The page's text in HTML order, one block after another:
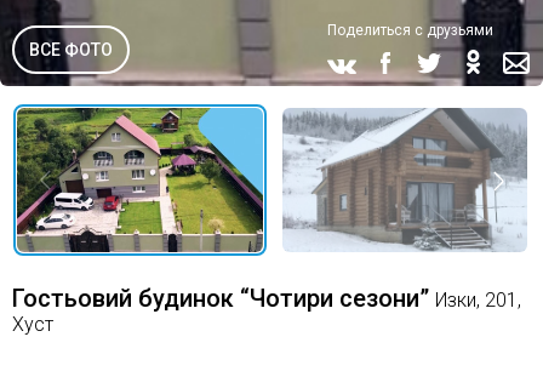
ВСЕ ФОТО
Поделиться с друзьями
Гостьовий будинок “Чотири сезони” Изки, 201,
Хуст